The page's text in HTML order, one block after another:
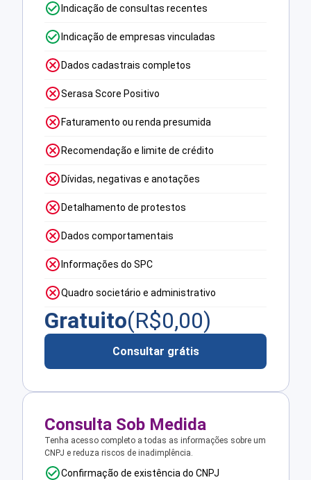
Indicação de consultas recentes
Indicação de empresas vinculadas
Dados cadastrais completos
Serasa Score Positivo
Faturamento ou renda presumida
Recomendação e limite de crédito
Dívidas, negativas e anotações
Detalhamento de protestos
Dados comportamentais
Informações do SPC
Quadro societário e administrativo
Gratuito(R$0,00)
Consultar grátis
Consulta Sob Medida
Tenha acesso completo a todas as informações sobre um
CNPJ e reduza riscos de inadimplência.
Confirmação de existência do CNPJ